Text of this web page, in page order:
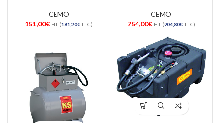
CEMO
151,00€ HT (181,20€TTC)
CEMO
754,00€ HT (904,80€TTC)